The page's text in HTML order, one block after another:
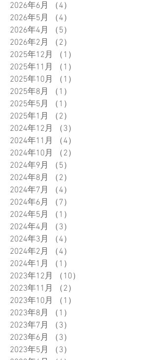
2026年6月
（4）
2026年5月
（4）
2026年4月
（5）
2026年2月
（2）
2025年12月
（1）
2025年11月
（1）
2025年10月
（1）
2025年8月
（1）
2025年5月
（1）
2025年1月
（2）
2024年12月
（3）
2024年11月
（4）
2024年10月
（2）
2024年9月
（5）
2024年8月
（2）
2024年7月
（4）
2024年6月
（7）
2024年5月
（1）
2024年4月
（3）
2024年3月
（4）
2024年2月
（4）
2024年1月
（1）
2023年12月
（10）
2023年11月
（2）
2023年10月
（1）
2023年8月
（1）
2023年7月
（3）
2023年6月
（3）
2023年5月
（3）